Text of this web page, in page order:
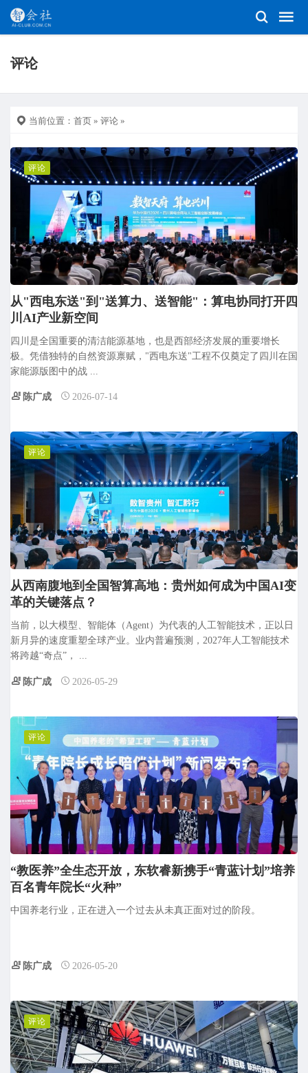
评论
当前位置： 首页 » 评论 »
从"西电东送"到"送算力、送智能"：算电协同打开四
川AI产业新空间
四川是全国重要的清洁能源基地，也是西部经济发展的重要增长
极。凭借独特的自然资源禀赋，"西电东送"工程不仅奠定了四川在国
家能源版图中的战 ...
陈广成 2026-07-14
评论
从西南腹地到全国智算高地：贵州如何成为中国AI变
革的关键落点？
当前，以大模型、智能体（Agent）为代表的人工智能技术，正以日
新月异的速度重塑全球产业。业内普遍预测，2027年人工智能技术
将跨越“奇点”， ...
陈广成 2026-05-29
评论
“教医养”全生态开放，东软睿新携手“青蓝计划”培养
百名青年院长“火种”
中国养老行业，正在进入一个过去从未真正面对过的阶段。
陈广成 2026-05-20
评论
评论